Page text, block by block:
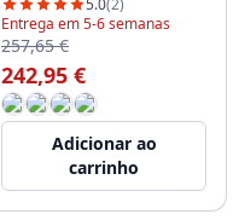
5.0(2)
Entrega em 5-6 semanas
257,65 €
242,95 €
Adicionar ao
carrinho